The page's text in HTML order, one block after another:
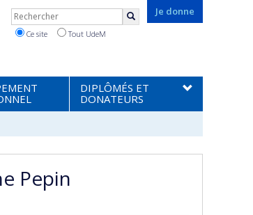
Je donne
Rechercher
Ce site Tout UdeM
DIPLÔMÉS ET
DONATEURS
Pepin